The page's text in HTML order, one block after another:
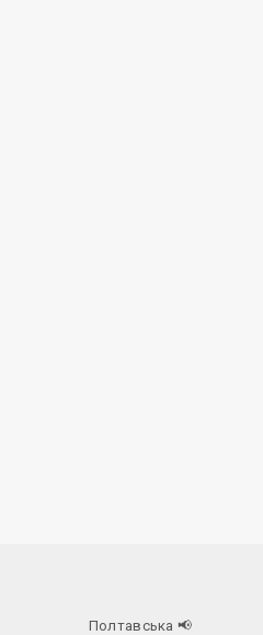
Полтавська 📢